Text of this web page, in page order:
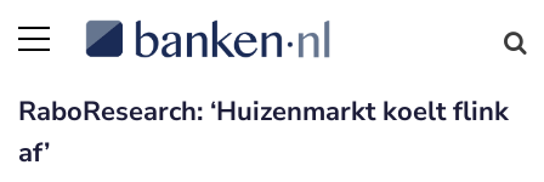
RaboResearch: ‘Huizenmarkt koelt flink
af’